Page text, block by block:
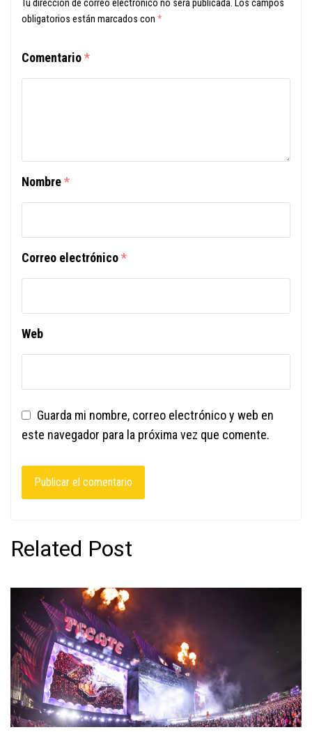
Tu dirección de correo electrónico no será publicada. Los campos
obligatorios están marcados con *
Comentario*
Nombre*
Correo electrónico*
Web
Guarda mi nombre, correo electrónico y web en
este navegador para la próxima vez que comente.
Related Post